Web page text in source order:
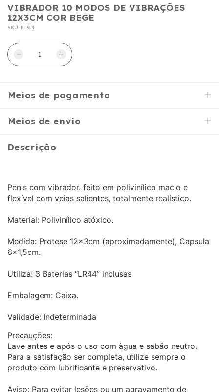
VIBRADOR 10 MODOS DE VIBRAÇÕES
12X3CM COR BEGE
SKU: KT314
Meios de pagamento
Meios de envio
Descrição
Penis com vibrador. feito em polivinílico macio e
flexível com veias salientes, totalmente realístico.
Material: Polivinílico atóxico.
Medida: Protese 12x3cm (aproximadamente), Capsula
6×1,5cm.
Utiliza: 3 Baterias “LR44” inclusas
Embalagem: Caixa.
Validade: Indeterminada
Precauções:
Lave antes e após o uso com àgua e sabão neutro.
Para a satisfação ser completa, utilize sempre o
produto com lubrificante e preservativo.
Aviso: Para evitar lesões ou um agravamento de